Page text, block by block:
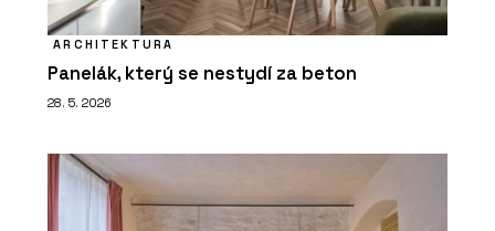
ARCHITEKTURA
Panelák, který se nestydí za beton
28. 5. 2026